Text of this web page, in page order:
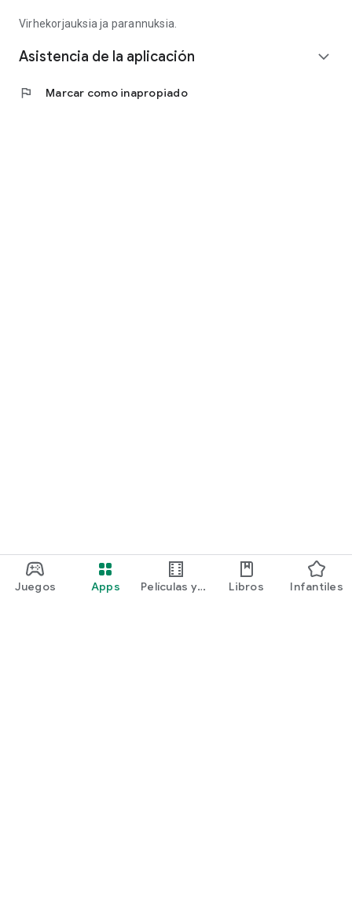
Juegos Apps
Películas y
Libros Infantiles
Virhekorjauksia ja parannuksia.
Asistencia de la aplicación expand_more
flag Marcar como inapropiado